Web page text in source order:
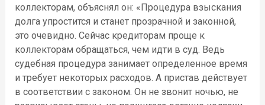
коллекторам, объяснял он: «Процедура взыскания
долга упростится и станет прозрачной и законной,
это очевидно. Сейчас кредиторам проще к
коллекторам обращаться, чем идти в суд. Ведь
судебная процедура занимает определенное время
и требует некоторых расходов. А пристав действует
в соответствии с законом. Он не звонит ночью, не